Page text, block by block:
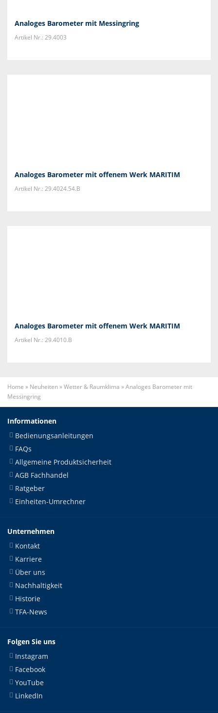
Analoges Barometer mit Messingring
Artikel Nr.: 29.4003
Analoges Barometer mit offenem Werk MARITIM
Artikel Nr.: 29.4024.54.B
Analoges Barometer mit offenem Werk MARITIM
Artikel Nr.: 29.4010.B
Home » Neuheiten»Wetter & Raumklima »Analoges Barometer mit
Messingring
Informationen
Bedienungsanleitungen
FAQs
Allgemeine Produktsicherheit
AGB Fachhandel
Ratgeber
Einheiten-Umrechner
Unternehmen
Kontakt
Karriere
Über uns
Nachhaltigkeit
Historie
TFA-News
Folgen Sie uns
Instagram
Facebook
YouTube
LinkedIn